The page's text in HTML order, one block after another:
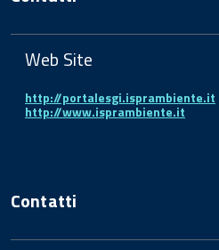
Web Site
http://portalesgi.isprambiente.it
http://www.isprambiente.it
Contatti